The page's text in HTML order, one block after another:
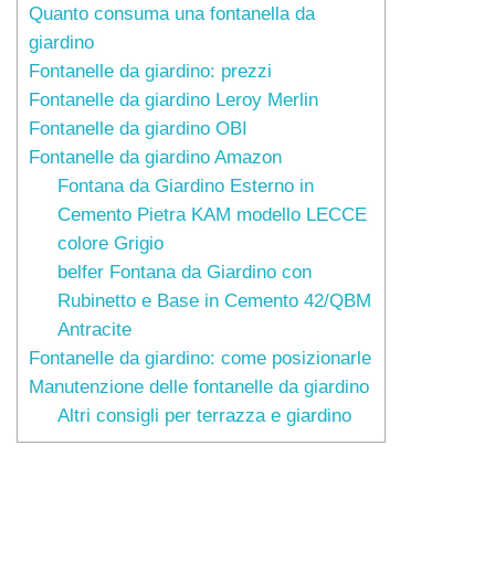
Quanto consuma una fontanella da
giardino
Fontanelle da giardino: prezzi
Fontanelle da giardino Leroy Merlin
Fontanelle da giardino OBI
Fontanelle da giardino Amazon
Fontana da Giardino Esterno in
Cemento Pietra KAM modello LECCE
colore Grigio
belfer Fontana da Giardino con
Rubinetto e Base in Cemento 42/QBM
Antracite
Fontanelle da giardino: come posizionarle
Manutenzione delle fontanelle da giardino
Altri consigli per terrazza e giardino